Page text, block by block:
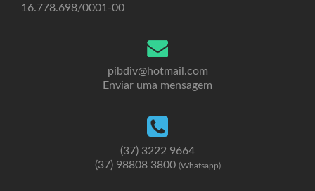
16.778.698/0001-00
pibdiv@hotmail.com
Enviar uma mensagem
(37) 3222 9664
(37) 98808 3800 (Whatsapp)